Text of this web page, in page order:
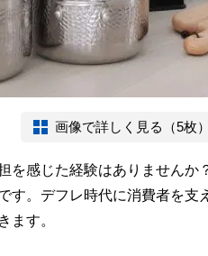
画像で詳しく見る（5枚）
を感じた経験はありませんか
す。デフレ時代に消費者を支
ます。